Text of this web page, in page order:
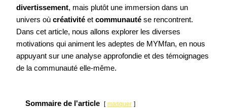
divertissement, mais plutôt une immersion dans un
univers où créativité et communauté se rencontrent.
Dans cet article, nous allons explorer les diverses
motivations qui animent les adeptes de MYMfan, en nous
appuyant sur une analyse approfondie et des témoignages
de la communauté elle-même.
Sommaire de l'article masquer